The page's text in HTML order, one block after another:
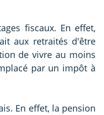
fiscaux. En effet,
aux retraités d'être
de vivre au moins
par un impôt à
En effet, la pension